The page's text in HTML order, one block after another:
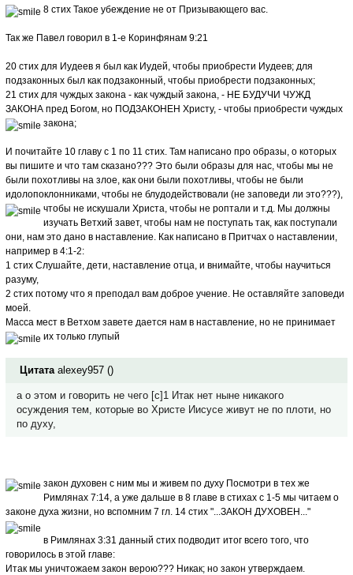
8 стих Такое убеждение не от Призывающего вас.
Так же Павел говорил в 1-е Коринфянам 9:21
20 стих для Иудеев я был как Иудей, чтобы приобрести Иудеев; для
подзаконных был как подзаконный, чтобы приобрести подзаконных;
21 стих для чуждых закона - как чуждый закона, - НЕ БУДУЧИ ЧУЖД
ЗАКОНА пред Богом, но ПОДЗАКОНЕН Христу, - чтобы приобрести чуждых
закона;
И почитайте 10 главу с 1 по 11 стих. Там написано про образы, о которых
вы пишите и что там сказано??? Это были образы для нас, чтобы мы не
были похотливы на злое, как они были похотливы, чтобы не были
идолопоклонниками, чтобы не блудодействовали (не заповеди ли это???),
чтобы не искушали Христа, чтобы не роптали и т.д. Мы должны
изучать Ветхий завет, чтобы нам не поступать так, как поступали
они, нам это дано в наставление. Как написано в Притчах о наставлении,
например в 4:1-2:
1 стих Слушайте, дети, наставление отца, и внимайте, чтобы научиться
разуму,
2 стих потому что я преподал вам доброе учение. Не оставляйте заповеди
моей.
Масса мест в Ветхом завете дается нам в наставление, но не принимает
их только глупый
Цитата alexey957 ()
а о этом и говорить не чего [c]1 Итак нет ныне никакого
осуждения тем, которые во Христе Иисусе живут не по плоти, но
по духу,
закон духовен с ним мы и живем по духу Посмотри в тех же
Римлянах 7:14, а уже дальше в 8 главе в стихах с 1-5 мы читаем о
законе духа жизни, но вспомним 7 гл. 14 стих "...ЗАКОН ДУХОВЕН..."
в Римлянах 3:31 данный стих подводит итог всего того, что
говорилось в этой главе:
Итак мы уничтожаем закон верою??? Никак; но закон утверждаем.